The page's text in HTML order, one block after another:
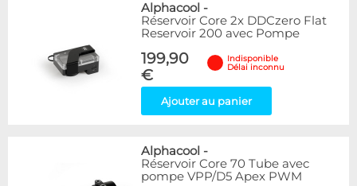
Alphacool -
Réservoir Core 2x DDCzero Flat
Reservoir 200 avec Pompe
199,90
€
Indisponible
Délai inconnu
Ajouter au panier
Alphacool -
Réservoir Core 70 Tube avec
pompe VPP/D5 Apex PWM